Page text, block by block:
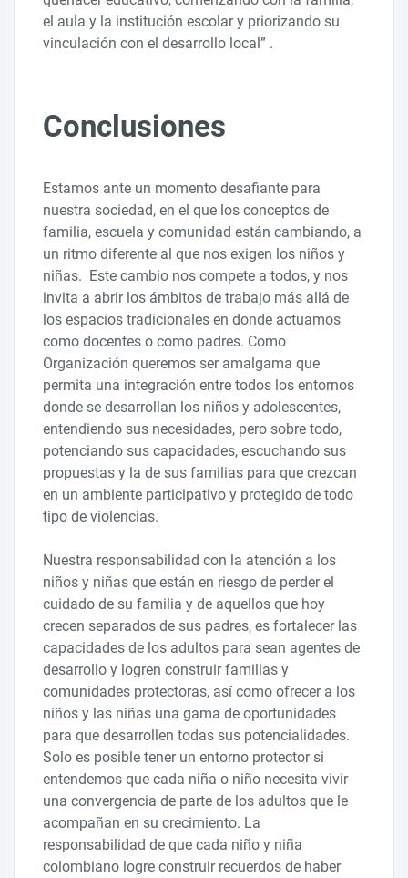
el aula y la institución escolar y priorizando su
vinculación con el desarrollo local” .
Conclusiones
Estamos ante un momento desafiante para
nuestra sociedad, en el que los conceptos de
familia, escuela y comunidad están cambiando, a
un ritmo diferente al que nos exigen los niños y
niñas. Este cambio nos compete a todos, y nos
invita a abrir los ámbitos de trabajo más allá de
los espacios tradicionales en donde actuamos
como docentes o como padres. Como
Organización queremos ser amalgama que
permita una integración entre todos los entornos
donde se desarrollan los niños y adolescentes,
entendiendo sus necesidades, pero sobre todo,
potenciando sus capacidades, escuchando sus
propuestas y la de sus familias para que crezcan
en un ambiente participativo y protegido de todo
tipo de violencias.
Nuestra responsabilidad con la atención a los
niños y niñas que están en riesgo de perder el
cuidado de su familia y de aquellos que hoy
crecen separados de sus padres, es fortalecer las
capacidades de los adultos para sean agentes de
desarrollo y logren construir familias y
comunidades protectoras, así como ofrecer a los
niños y las niñas una gama de oportunidades
para que desarrollen todas sus potencialidades.
Solo es posible tener un entorno protector si
entendemos que cada niña o niño necesita vivir
una convergencia de parte de los adultos que le
acompañan en su crecimiento. La
responsabilidad de que cada niño y niña
colombiano logre construir recuerdos de haber